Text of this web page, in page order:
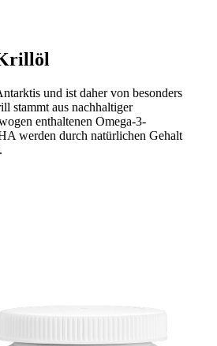
und ist daher von besonders
stammt aus nachhaltiger
enthaltenen Omega-3-
werden durch natürlichen Gehalt